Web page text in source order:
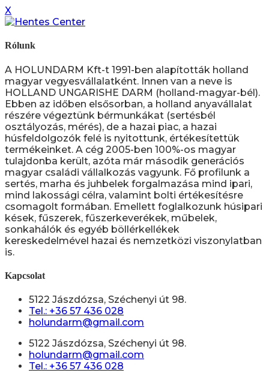
X
Rólunk
A HOLUNDARM Kft-t 1991-ben alapították holland
magyar vegyesvállalatként. Innen van a neve is
HOLLAND UNGARISHE DARM (holland-magyar-bél).
Ebben az időben elsősorban, a holland anyavállalat
részére végeztünk bérmunkákat (sertésbél
osztályozás, mérés), de a hazai piac, a hazai
húsfeldolgozók felé is nyitottunk, értékesítettük
termékeinket. A cég 2005-ben 100%-os magyar
tulajdonba került, azóta már második generációs
magyar családi vállalkozás vagyunk. Fő profilunk a
sertés, marha és juhbelek forgalmazása mind ipari,
mind lakossági célra, valamint bolti értékesítésre
csomagolt formában. Emellett foglalkozunk húsipari
kések, fűszerek, fűszerkeverékek, műbelek,
sonkahálók és egyéb böllérkellékek
kereskedelmével hazai és nemzetközi viszonylatban
is.
Kapcsolat
5122 Jászdózsa, Széchenyi út 98.
Tel.: +36 57 436 028
holundarm@gmail.com
5122 Jászdózsa, Széchenyi út 98.
holundarm@gmail.com
Tel.: +36 57 436 028